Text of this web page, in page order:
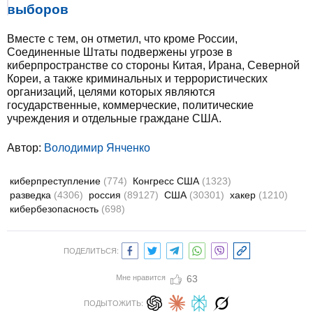
выборов
Вместе с тем, он отметил, что кроме России,
Соединенные Штаты подвержены угрозе в
киберпространстве со стороны Китая, Ирана, Северной
Кореи, а также криминальных и террористических
организаций, целями которых являются
государственные, коммерческие, политические
учреждения и отдельные граждане США.
Автор: Володимир Янченко
киберпреступление (774) Конгресс США (1323)
разведка (4306) россия (89127) США (30301) хакер (1210)
кибербезопасность (698)
ПОДЕЛИТЬСЯ:
Мне нравится 63
ПОДЫТОЖИТЬ: